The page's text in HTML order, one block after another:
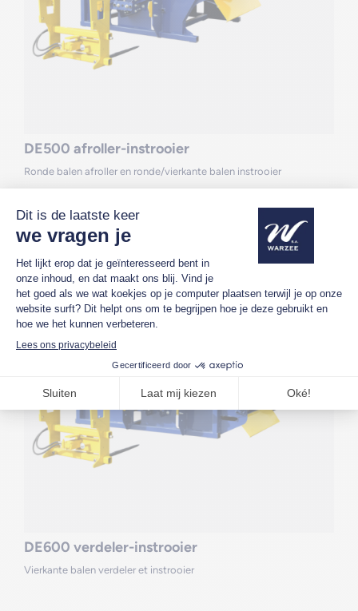
DE500 afroller-instrooier
Ronde balen afroller en ronde/vierkante balen instrooier
DE600 verdeler-instrooier
Vierkante balen verdeler et instrooier